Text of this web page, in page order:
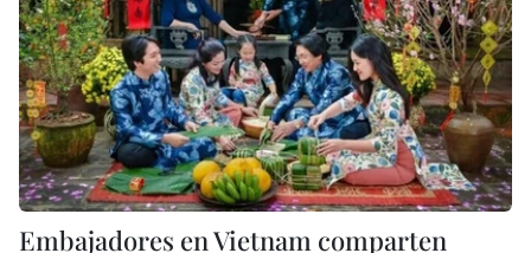
Embajadores en Vietnam comparten